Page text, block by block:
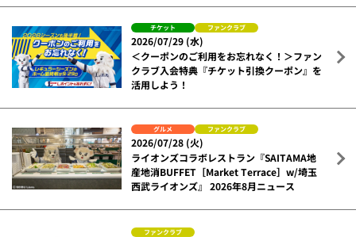
チケット ファンクラブ
2026/07/29 (水)
＜クーポンのご利用をお忘れなく！＞ファン
クラブ入会特典『チケット引換クーポン』を
活用しよう！
グルメ ファンクラブ
2026/07/28 (火)
ライオンズコラボレストラン『SAITAMA地
産地消BUFFET［Market Terrace］w/埼玉
西武ライオンズ』 2026年8月ニュース
ファンクラブ